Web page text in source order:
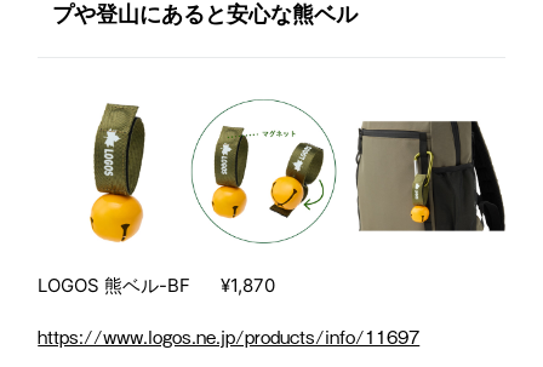
プや登山にあると安心な熊ベル
LOGOS 熊ベル-BF ¥1,870
https://www.logos.ne.jp/products/info/11697